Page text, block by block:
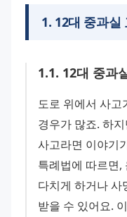
1. 12대 중과실
1.1. 12대 중과
도로 위에서 사고
경우가 많죠. 하
사고라면 이야기
특례법에 따르면,
다치게 하거나 사
받을 수 있어요.